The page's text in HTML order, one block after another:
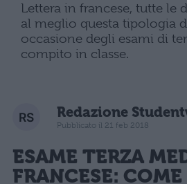
Lettera in francese, tutte le
al meglio questa tipologia
occasione degli esami di
compito in classe.
Redazione
Pubblicato il 21 feb 2018
ESAME TERZA
FRANCESE: